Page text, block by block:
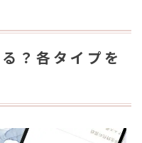
？各タイプを